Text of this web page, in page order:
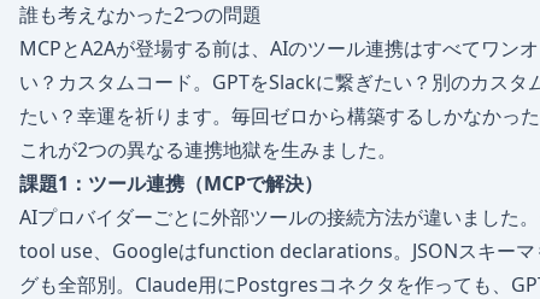
誰も考えなかった2つの問題
MCPとA2Aが登場する前は、AIのツール連携はすべてワン
い？カスタムコード。GPTをSlackに繋ぎたい？別のカス
たい？幸運を祈ります。毎回ゼロから構築するしかなかっ
これが2つの異なる連携地獄を生みました。
課題1：ツール連携（MCPで解決）
AIプロバイダーごとに外部ツールの接続方法が違いまし
tool use、Googleはfunction declarations。JSONスキーマ
グも全部別。Claude用にPostgresコネクタを作っても、